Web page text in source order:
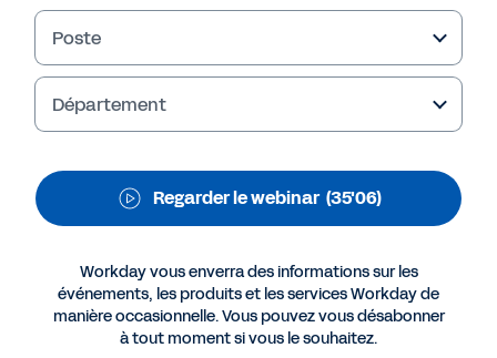
Anne-Laure Lamy, directrice de programme
SIRH, et Benjamin Dayde, expert en reporting
et analyse pour Sanofi, vous proposent de
découvrir comment Workday Prism Analytics
leur permet de bénéficier d'une visibilité plus
Poste
Département
Regarder le webinar (35'06)
Workday vous enverra des informations sur les
événements, les produits et les services Workday de
manière occasionnelle. Vous pouvez vous désabonner
à tout moment si vous le souhaitez.